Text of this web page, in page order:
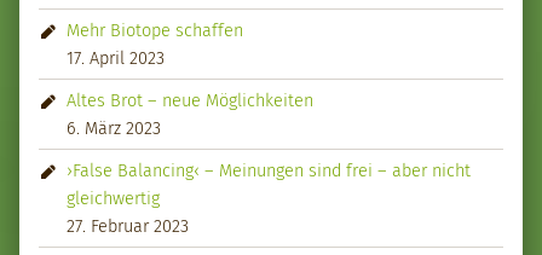
Mehr Biotope schaffen
17. April 2023
Altes Brot – neue Möglichkeiten
6. März 2023
›False Balancing‹ – Meinungen sind frei – aber nicht
gleichwertig
27. Februar 2023